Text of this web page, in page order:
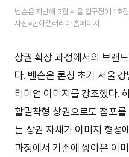
벤슨은 지난해 5월 서울 압구정에 1호
사진=한화갤러리아 홈페이지
상권 확장 과정에서의 브랜
다. 벤슨은 론칭 초기 서울
리미엄 이미지를 강조했다.
활밀착형 상권으로도 점포
는 상권 자체가 이미지 형성
과정에서 기존에 쌓아온 이